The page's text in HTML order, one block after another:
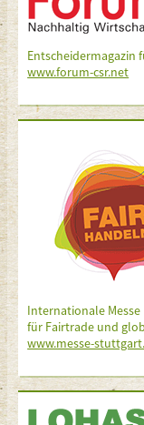
Entscheidermagazin
www.forum-csr.net
Internationale Messe
für Fairtrade und
www.messe-